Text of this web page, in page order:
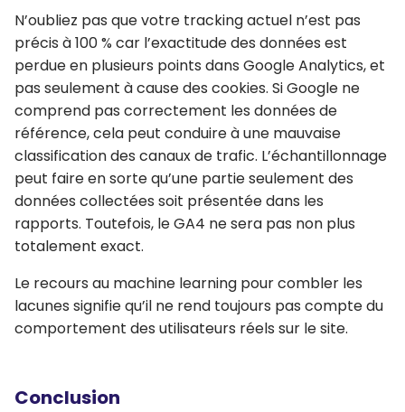
N’oubliez pas que votre tracking actuel n’est pas
précis à 100 % car l’exactitude des données est
perdue en plusieurs points dans Google Analytics, et
pas seulement à cause des cookies. Si Google ne
comprend pas correctement les données de
référence, cela peut conduire à une mauvaise
classification des canaux de trafic. L’échantillonnage
peut faire en sorte qu’une partie seulement des
données collectées soit présentée dans les
rapports. Toutefois, le GA4 ne sera pas non plus
totalement exact.
Le recours au machine learning pour combler les
lacunes signifie qu’il ne rend toujours pas compte du
comportement des utilisateurs réels sur le site.
Conclusion